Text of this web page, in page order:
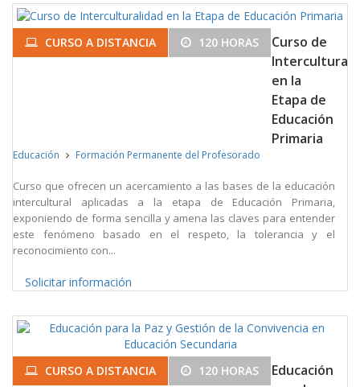
CURSO A DISTANCIA 120 HORAS
Curso de
en la
Etapa de
Educación
Primaria
Educación Formación Permanente del Profesorado
Curso que ofrecen un acercamiento a las bases de la educación
intercultural aplicadas a la etapa de Educación Primaria,
exponiendo de forma sencilla y amena las claves para entender
este fenómeno basado en el respeto, la tolerancia y el
reconocimiento con...
Solicitar información
CURSO A DISTANCIA 120 HORAS
Educación